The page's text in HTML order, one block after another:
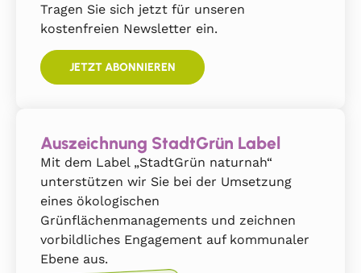
Tragen Sie sich jetzt für unseren
kostenfreien Newsletter ein.
JETZT ABONNIEREN
Auszeichnung StadtGrün Label
Mit dem Label „StadtGrün naturnah“
unterstützen wir Sie bei der Umsetzung
eines ökologischen
Grünflächenmanagements und zeichnen
vorbildliches Engagement auf kommunaler
Ebene aus.